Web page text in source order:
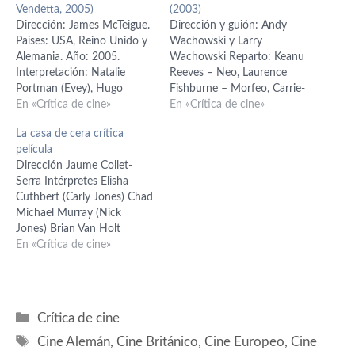
Vendetta, 2005)
Dirección: James McTeigue.
Países: USA, Reino Unido y
Alemania. Año: 2005.
Interpretación: Natalie
Portman (Evey), Hugo
Weaving (V), Stephen Rea
(Deitrich), John Hurt (Adam
Sutler), Tim Pigott-Smith
(Creedy), Rupert Graves
(Dominic), Roger Allam
(Lewis Prothero), Ben Miles
(Dascomb), Valerie Berry
(Bane), Sinead Cusack (Delia
Surridge), Nathasha
En «Crítica de cine»
(2003)
Dirección y guión: Andy
Wachowski y Larry
Wachowski Reparto: Keanu
Reeves – Neo, Laurence
Fishburne – Morfeo, Carrie-
Anne Moss - Trinity, Hugo
En «Crítica de cine»
La casa de cera crítica
película
Dirección Jaume Collet-
Serra Intérpretes Elisha
Cuthbert (Carly Jones) Chad
Michael Murray (Nick
Jones) Brian Van Holt
(Bo/Vincent) Paris Hilton
Fotografía Stephen F.
Windon Música John
En «Crítica de cine»
Categorías
Crítica de cine
Etiquetas
Cine Alemán,Cine Británico,Cine Europeo,Cine